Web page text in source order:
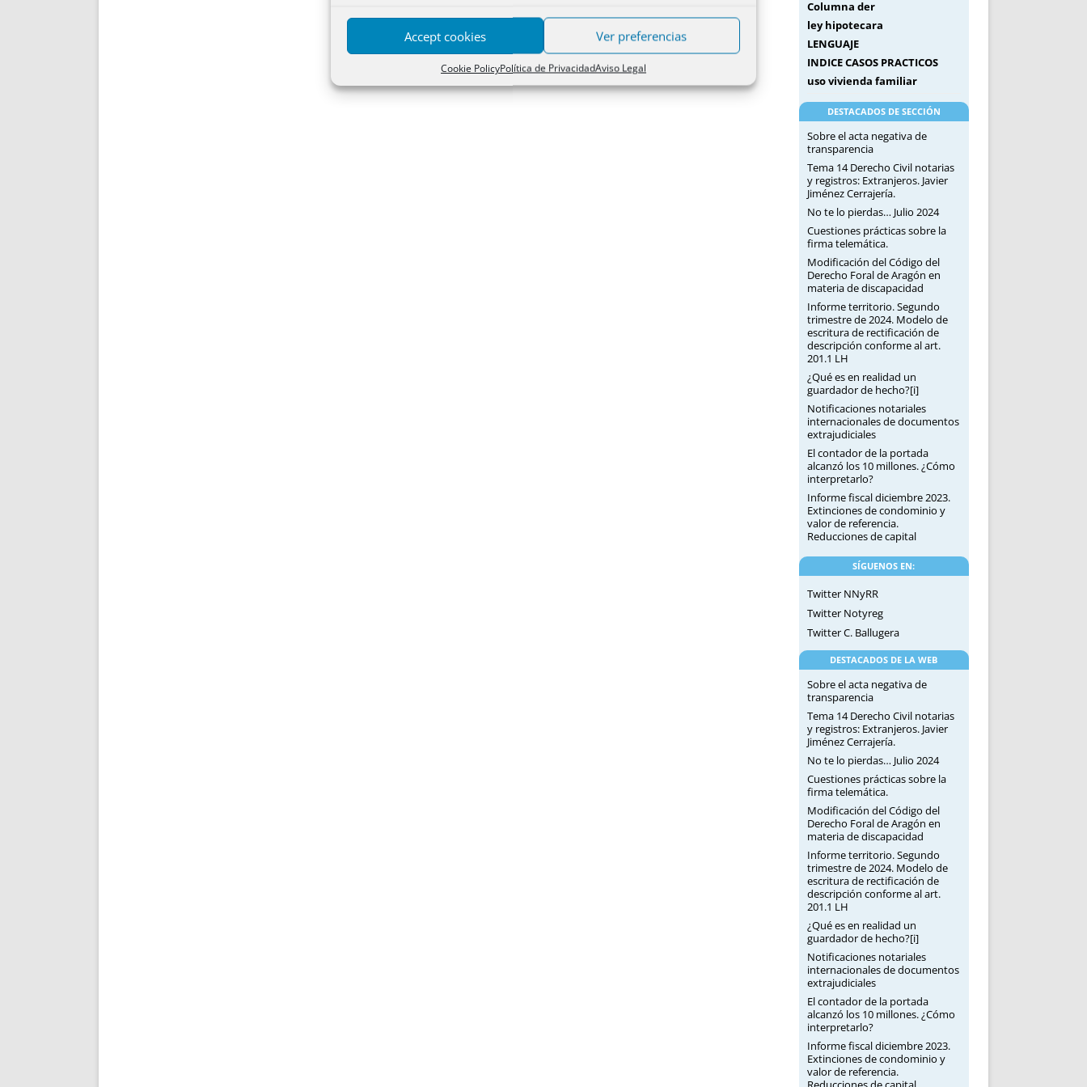
Accept cookies Ver preferencias
Cookie PolicyPolítica de PrivacidadAviso Legal
Columna der
ley hipotecara
LENGUAJE
INDICE CASOS PRACTICOS
uso vivienda familiar
DESTACADOS DE SECCIÓN
Sobre el acta negativa de
transparencia
Tema 14 Derecho Civil notarias
y registros: Extranjeros. Javier
Jiménez Cerrajería.
No te lo pierdas… Julio 2024
Cuestiones prácticas sobre la
firma telemática.
Modificación del Código del
Derecho Foral de Aragón en
materia de discapacidad
Informe territorio. Segundo
trimestre de 2024. Modelo de
escritura de rectificación de
descripción conforme al art.
201.1 LH
¿Qué es en realidad un
guardador de hecho?[i]
Notificaciones notariales
internacionales de documentos
extrajudiciales
El contador de la portada
alcanzó los 10 millones. ¿Cómo
interpretarlo?
Informe fiscal diciembre 2023.
Extinciones de condominio y
valor de referencia.
Reducciones de capital
SÍGUENOS EN:
Twitter NNyRR
Twitter Notyreg
Twitter C. Ballugera
DESTACADOS DE LA WEB
Sobre el acta negativa de
transparencia
Tema 14 Derecho Civil notarias
y registros: Extranjeros. Javier
Jiménez Cerrajería.
No te lo pierdas… Julio 2024
Cuestiones prácticas sobre la
firma telemática.
Modificación del Código del
Derecho Foral de Aragón en
materia de discapacidad
Informe territorio. Segundo
trimestre de 2024. Modelo de
escritura de rectificación de
descripción conforme al art.
201.1 LH
¿Qué es en realidad un
guardador de hecho?[i]
Notificaciones notariales
internacionales de documentos
extrajudiciales
El contador de la portada
alcanzó los 10 millones. ¿Cómo
interpretarlo?
Informe fiscal diciembre 2023.
Extinciones de condominio y
valor de referencia.